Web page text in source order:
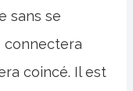
sans se
connectera
coincé. Il est